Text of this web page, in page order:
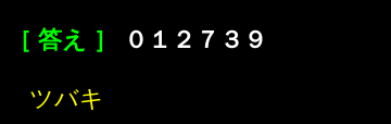
［ 答え ］ ０１２７３９
ツバキ